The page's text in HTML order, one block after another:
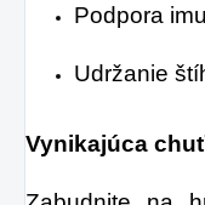
Podpora
Udržanie
Vynikajúca